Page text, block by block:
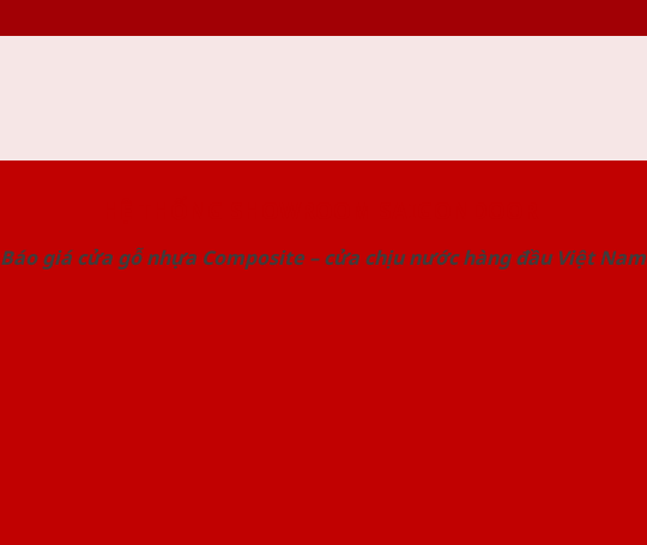
Báo giá cửa gỗ nhựa Composite – cửa chịu nước hàng đầu Việt Nam